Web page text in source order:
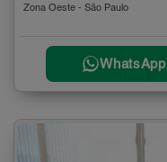
Zona Oeste - São Paulo
WhatsApp